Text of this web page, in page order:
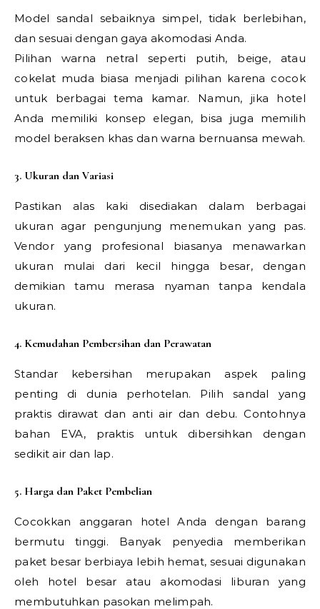
Model sandal sebaiknya simpel, tidak berlebihan,
dan sesuai dengan gaya akomodasi Anda.
Pilihan warna netral seperti putih, beige, atau
cokelat muda biasa menjadi pilihan karena cocok
untuk berbagai tema kamar. Namun, jika hotel
Anda memiliki konsep elegan, bisa juga memilih
model beraksen khas dan warna bernuansa mewah.
3. Ukuran dan Variasi
Pastikan alas kaki disediakan dalam berbagai
ukuran agar pengunjung menemukan yang pas.
Vendor yang profesional biasanya menawarkan
ukuran mulai dari kecil hingga besar, dengan
demikian tamu merasa nyaman tanpa kendala
ukuran.
4. Kemudahan Pembersihan dan Perawatan
Standar kebersihan merupakan aspek paling
penting di dunia perhotelan. Pilih sandal yang
praktis dirawat dan anti air dan debu. Contohnya
bahan EVA, praktis untuk dibersihkan dengan
sedikit air dan lap.
5. Harga dan Paket Pembelian
Cocokkan anggaran hotel Anda dengan barang
bermutu tinggi. Banyak penyedia memberikan
paket besar berbiaya lebih hemat, sesuai digunakan
oleh hotel besar atau akomodasi liburan yang
membutuhkan pasokan melimpah.